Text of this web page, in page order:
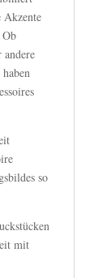
Akzente
so
mit